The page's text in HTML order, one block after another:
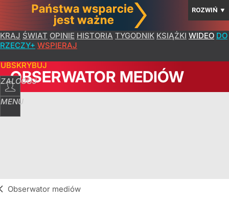
ROZWIŃ ▼
KRAJ ŚWIAT OPINIE HISTORIA TYGODNIK KSIĄŻKI WIDEO DO
RZECZY+ WSPIERAJ
ZALOGUJ
MENU
OBSERWATOR MEDIÓW
Obserwator mediów